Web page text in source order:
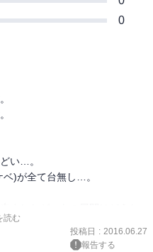
0
い…。
)が全て台無し…。
読む
投稿日 : 2016.06.27
報告する